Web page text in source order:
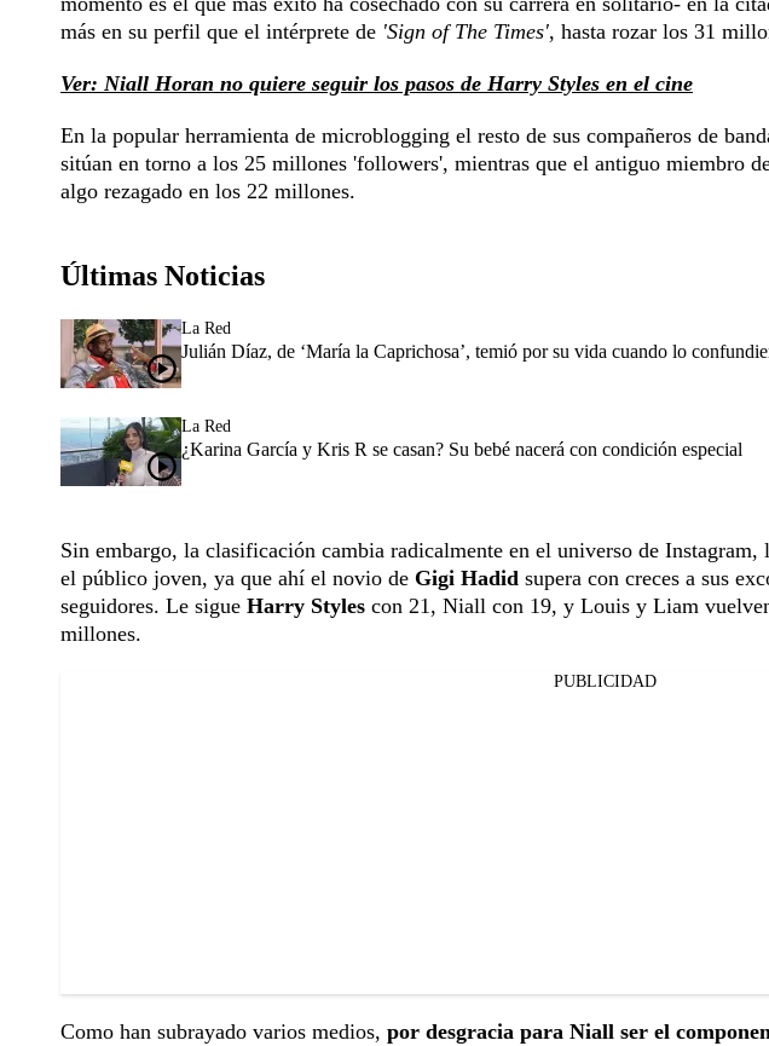
más en su perfil que el intérprete de 'Sign of The Times', hasta rozar los 31
Ver: Niall Horan no quiere seguir los pasos de Harry Styles en el cine
En la popular herramienta de microblogging el resto de sus compañeros de
sitúan en torno a los 25 millones 'followers', mientras que el antiguo miembro
algo rezagado en los 22 millones.
Últimas Noticias
La Red
Julián Díaz, de ‘María la Caprichosa’, temió por su vida cuando lo
La Red
¿Karina García y Kris R se casan? Su bebé nacerá con condición especial
Sin embargo, la clasificación cambia radicalmente en el universo de
el público joven, ya que ahí el novio de Gigi Hadid supera con creces a sus
seguidores. Le sigue Harry Styles con 21, Niall con 19, y Louis y Liam
millones.
PUBLICIDAD
Como han subrayado varios medios, por desgracia para Niall ser el